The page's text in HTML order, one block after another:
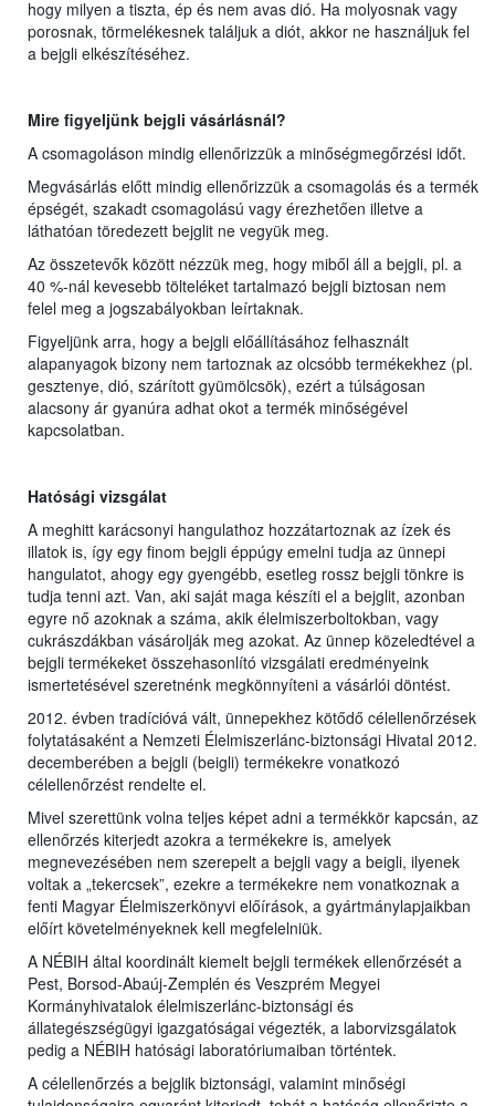
hogy milyen a tiszta, ép és nem avas dió. Ha molyosnak vagy
porosnak, törmelékesnek találjuk a diót, akkor ne használjuk fel
a bejgli elkészítéséhez.
Mire figyeljünk bejgli vásárlásnál?
A csomagoláson mindig ellenőrizzük a minőségmegőrzési időt.
Megvásárlás előtt mindig ellenőrizzük a csomagolás és a termék
épségét, szakadt csomagolású vagy érezhetően illetve a
láthatóan töredezett bejglit ne vegyük meg.
Az összetevők között nézzük meg, hogy miből áll a bejgli, pl. a
40 %-nál kevesebb tölteléket tartalmazó bejgli biztosan nem
felel meg a jogszabályokban leírtaknak.
Figyeljünk arra, hogy a bejgli előállításához felhasznált
alapanyagok bizony nem tartoznak az olcsóbb termékekhez (pl.
gesztenye, dió, szárított gyümölcsök), ezért a túlságosan
alacsony ár gyanúra adhat okot a termék minőségével
kapcsolatban.
Hatósági vizsgálat
A meghitt karácsonyi hangulathoz hozzátartoznak az ízek és
illatok is, így egy finom bejgli éppúgy emelni tudja az ünnepi
hangulatot, ahogy egy gyengébb, esetleg rossz bejgli tönkre is
tudja tenni azt. Van, aki saját maga készíti el a bejglit, azonban
egyre nő azoknak a száma, akik élelmiszerboltokban, vagy
cukrászdákban vásárolják meg azokat. Az ünnep közeledtével a
bejgli termékeket összehasonlító vizsgálati eredményeink
ismertetésével szeretnénk megkönnyíteni a vásárlói döntést.
2012. évben tradícióvá vált, ünnepekhez kötődő célellenőrzések
folytatásaként a Nemzeti Élelmiszerlánc-biztonsági Hivatal 2012.
decemberében a bejgli (beigli) termékekre vonatkozó
célellenőrzést rendelte el.
Mivel szerettünk volna teljes képet adni a termékkör kapcsán, az
ellenőrzés kiterjedt azokra a termékekre is, amelyek
megnevezésében nem szerepelt a bejgli vagy a beigli, ilyenek
voltak a „tekercsek”, ezekre a termékekre nem vonatkoznak a
fenti Magyar Élelmiszerkönyvi előírások, a gyártmánylapjaikban
előírt követelményeknek kell megfelelniük.
A NÉBIH által koordinált kiemelt bejgli termékek ellenőrzését a
Pest, Borsod-Abaúj-Zemplén és Veszprém Megyei
Kormányhivatalok élelmiszerlánc-biztonsági és
állategészségügyi igazgatóságai végezték, a laborvizsgálatok
pedig a NÉBIH hatósági laboratóriumaiban történtek.
A célellenőrzés a bejglik biztonsági, valamint minőségi